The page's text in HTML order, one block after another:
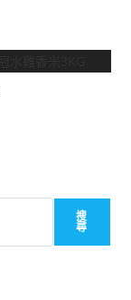
搜
尋